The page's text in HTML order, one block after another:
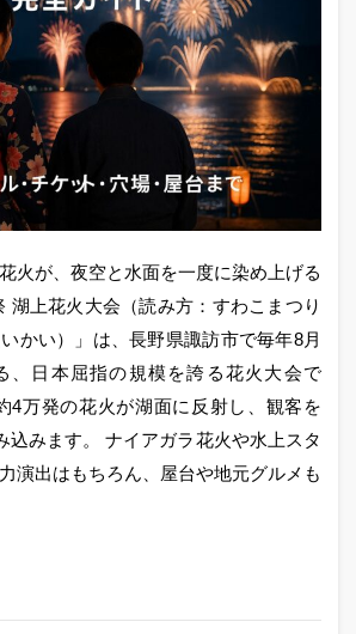
火が、夜空と水面を一度に染め上げる
上花火大会（読み方：すわこまつり
かい）」は、長野県諏訪市で毎年8月
、日本屈指の規模を誇る花火大会で
4万発の花火が湖面に反射し、観客を
込みます。 ナイアガラ花火や水上スタ
演出はもちろん、屋台や地元グルメも